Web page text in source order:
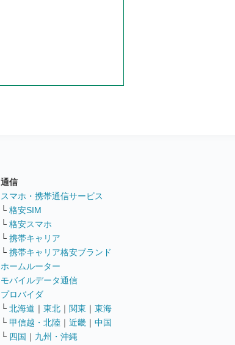
通信
スマホ・携帯通信サービス
└ 格安SIM
└ 格安スマホ
└ 携帯キャリア
└ 携帯キャリア格安ブランド
ホームルーター
モバイルデータ通信
プロバイダ
└ 北海道 ｜ 東北 ｜ 関東 ｜ 東海
└ 甲信越・北陸 ｜ 近畿 ｜ 中国
└ 四国 ｜ 九州・沖縄